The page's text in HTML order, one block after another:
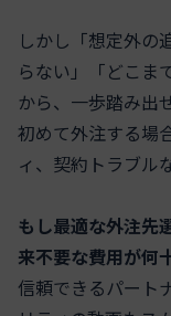
しかし「想定外の
らない」「どこま
から、一歩踏み出
初めて外注する場
ィ、契約トラブル
もし最適な外注先
来不要な費用が何
信頼できるパート